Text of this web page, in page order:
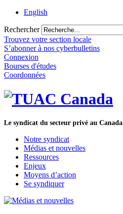
English
Rechercher
Trouvez votre section locale
S’abonner à nos cyberbulletins
Connexion
Bourses d'études
Coordonnées
Le syndicat du secteur privé au Canada
Notre syndicat
Médias et nouvelles
Ressources
Enjeux
Moyens d’action
Se syndiquer